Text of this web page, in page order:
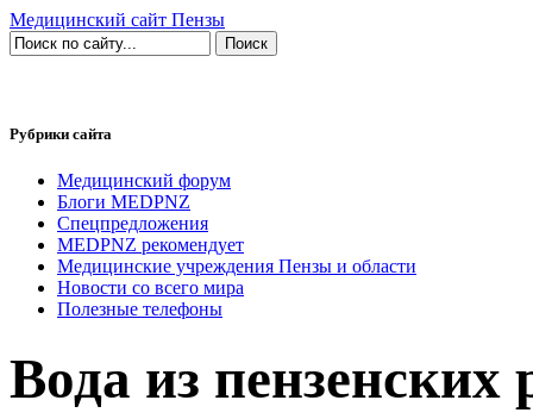
Медицинский сайт Пензы
Рубрики сайта
Медицинский форум
Блоги MEDPNZ
Спецпредложения
MEDPNZ рекомендует
Медицинские учреждения Пензы и области
Новости со всего мира
Полезные телефоны
Вода из пензенских